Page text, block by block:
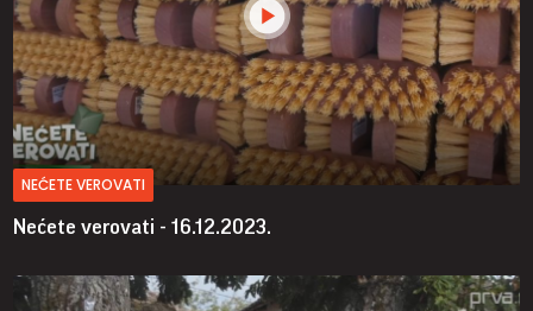
NEĆETE VEROVATI
Nećete verovati - 16.12.2023.